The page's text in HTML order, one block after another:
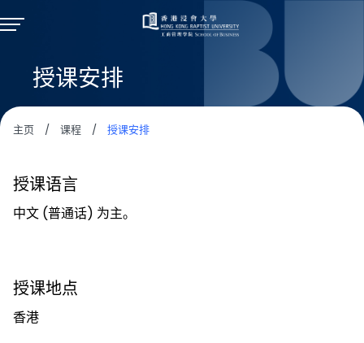
授课安排
主页 / 课程 / 授课安排
授课语言
中文 (普通话) 为主。
授课地点
香港